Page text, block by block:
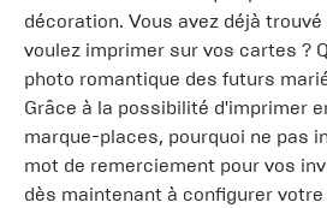
décoration. Vous avez déjà
voulez imprimer sur vos cartes ?
photo romantique des futurs
Grâce à la possibilité d'imprimer
marque-places, pourquoi ne pas
mot de remerciement pour vos
dès maintenant à configurer